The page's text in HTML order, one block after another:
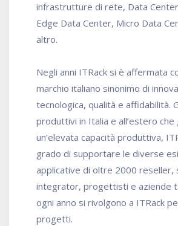
infrastrutture di rete, Data
Edge Data Center, Micro Data
altro.
Negli anni ITRack si è affermata
marchio italiano sinonimo di
tecnologica, qualità e affidabilità.
produttivi in Italia e all’estero che
un’elevata capacità produttiva,
grado di supportare le diverse
applicative di oltre 2000 reseller,
integrator, progettisti e aziende
ogni anno si rivolgono a ITRack
progetti.